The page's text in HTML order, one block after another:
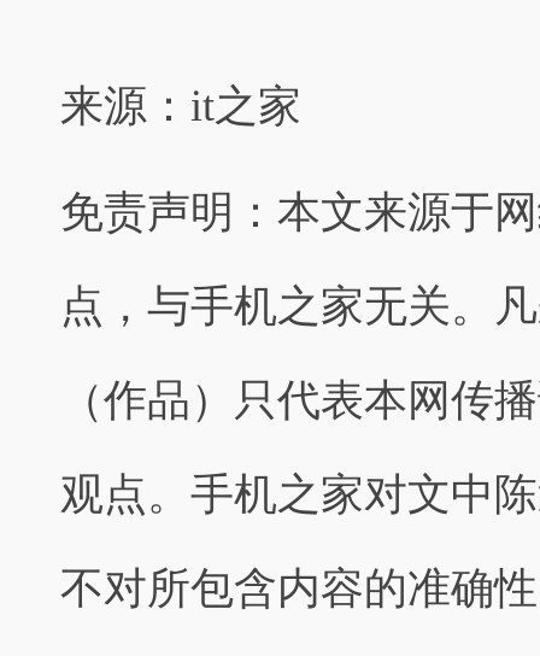
来源：it之家
免责声明：本文来源于
点，与手机之家无关。
（作品）只代表本网传
观点。手机之家对文中
不对所包含内容的准确